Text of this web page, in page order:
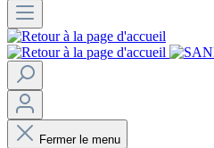
Fermer le menu